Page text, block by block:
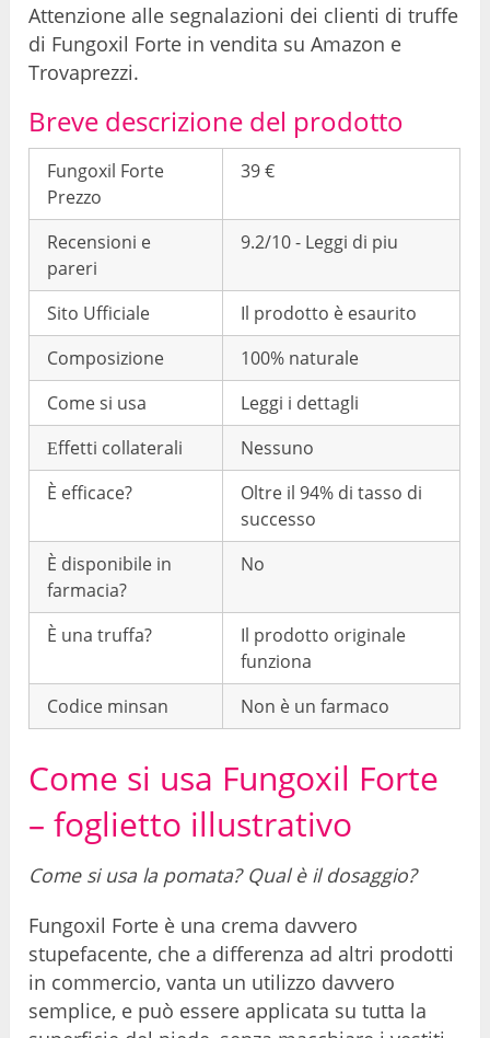
Attenzione alle segnalazioni dei clienti di truffe
di Fungoxil Forte in vendita su Amazon e
Trovaprezzi.
Breve descrizione del prodotto
Fungoxil Forte
Prezzo
39 €
Recensioni e
pareri
9.2/10 - Leggi di piu
Sito Ufficiale
Il prodotto è esaurito
Composizione
100% naturale
Come si usa
Leggi i dettagli
Еffetti collaterali
Nessuno
È efficace?
Oltre il 94% di tasso di
successo
È disponibile in
farmacia?
No
È una truffa?
Il prodotto originale
funziona
Codice minsan
Non è un farmaco
Come si usa Fungoxil Forte
– foglietto illustrativo
Come si usa la pomata? Qual è il dosaggio?
Fungoxil Forte è una crema davvero
stupefacente, che a differenza ad altri prodotti
in commercio, vanta un utilizzo davvero
semplice, e può essere applicata su tutta la